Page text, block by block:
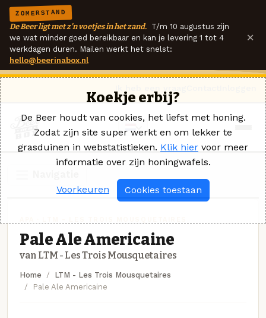
ZOMERSTAND
De Beer ligt met z'n voetjes in het zand. T/m 10 augustus zijn
we wat minder goed bereikbaar en kan je levering 1 tot 4
werkdagen duren. Mailen werkt het snelst:
hello@beerinabox.nl
×
Pale Ale Americaine
van LTM - Les Trois Mousquetaires
Home
LTM - Les Trois Mousquetaires
Pale Ale Americaine
Koekje erbij?
De Beer houdt van cookies, het liefst met honing.
Zodat zijn site super werkt en om lekker te
grasduinen in webstatistieken. Klik hier voor meer
informatie over zijn honingwafels.
Voorkeuren Cookies toestaan